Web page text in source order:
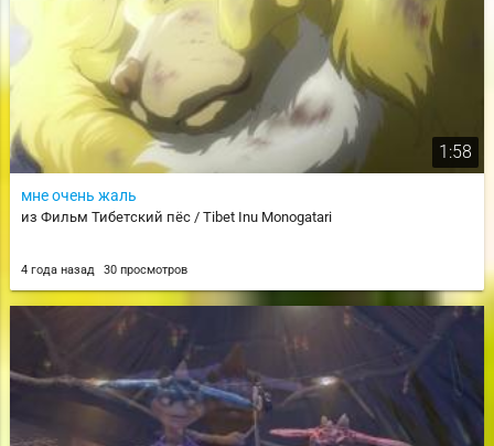
1:58
мне очень жаль
из Фильм Тибетский пёс / Tibet Inu Monogatari
4 года назад 30 просмотров